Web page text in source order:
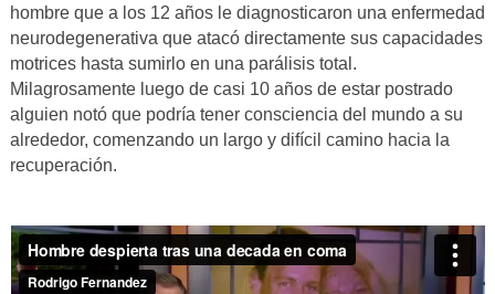
hombre que a los 12 años le diagnosticaron una enfermedad
neurodegenerativa que atacó directamente sus capacidades
motrices hasta sumirlo en una parálisis total.
Milagrosamente luego de casi 10 años de estar postrado
alguien notó que podría tener consciencia del mundo a su
alrededor, comenzando un largo y difícil camino hacia la
recuperación.